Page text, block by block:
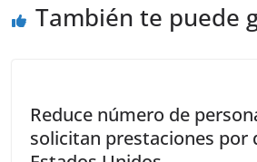
También te puede
Reduce número de
solicitan prestaciones por